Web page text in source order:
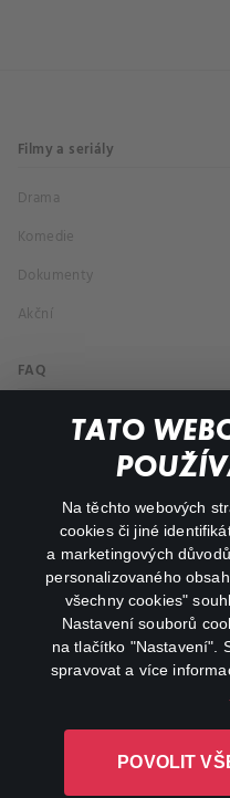
TATO
Na těchto webových
cookies či jiné
a marketingových
personalizovaného
všechny cookies"
Nastavení souborů
na tlačítko "Nastavení".
spravovat a více
POVOLIT
Filmy a seriály
Drama
Komedie
Dokumenty
Akční
FAQ
Můj účet
Důležité odkazy
facebook
L-1246 Luxembourg R.C.S.